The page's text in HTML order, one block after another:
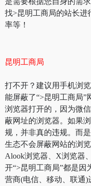
找>昆明工商局的站长进
率等！
昆明工商局
打不开？建议用手机浏
能屏蔽了“>昆明工商局”
浏览器打开的，因为微
蔽网址的浏览器。如果
规，并非真的违规。而
生态不会屏蔽网站的浏
Alook浏览器、X浏览器
开“>昆明工商局”都是因
营商(电信、移动、联通)